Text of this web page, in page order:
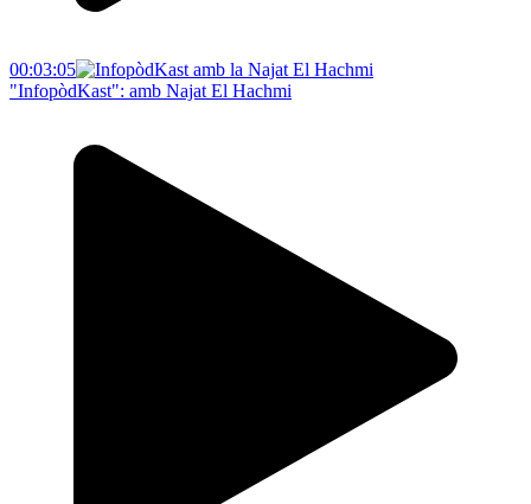
00:03:05
"InfopòdKast": amb Najat El Hachmi